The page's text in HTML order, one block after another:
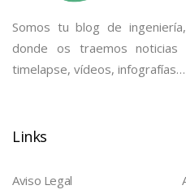
Somos tu blog de
donde os traemos noticias
timelapse, vídeos, infografías…
Links
Aviso Legal